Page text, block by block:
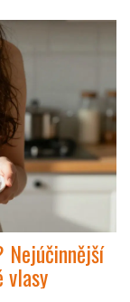
Nejúčinnější
vlasy